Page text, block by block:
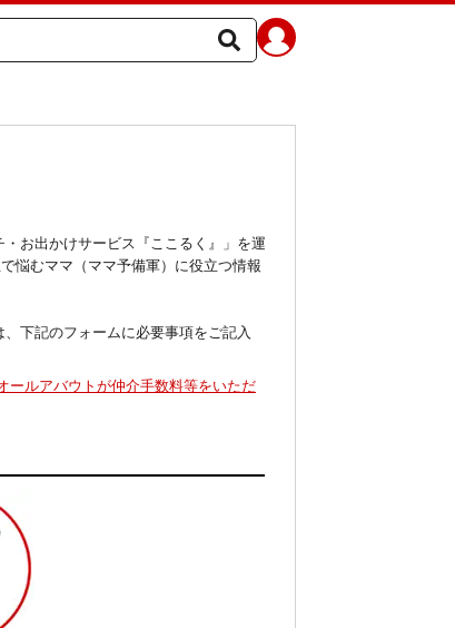
お出かけサービス『ここるく』」を運
悩むママ（ママ予備軍）に役立つ情報
下記のフォームに必要事項をご記入
ールアバウトが仲介手数料等をいただ